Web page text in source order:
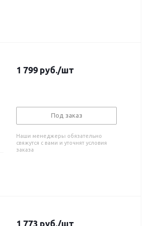
1 799 руб./шт
Под заказ
Наши менеджеры обязательно
свяжутся с вами и уточнят условия
заказа
1 773 руб./шт